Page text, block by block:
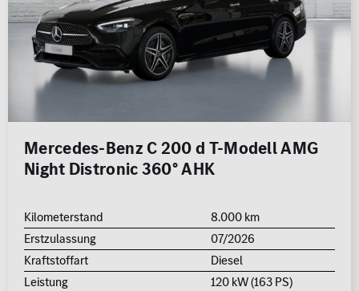
Mercedes-Benz C 200 d T-Modell AMG
Night Distronic 360° AHK
Kilometerstand
8.000 km
Erstzulassung
07/2026
Kraftstoffart
Diesel
Leistung
120 kW (163 PS)